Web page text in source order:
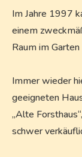
Im Jahre 1997
einem
Raum im
Immer wieder
geeigneten
„Alte
schwer